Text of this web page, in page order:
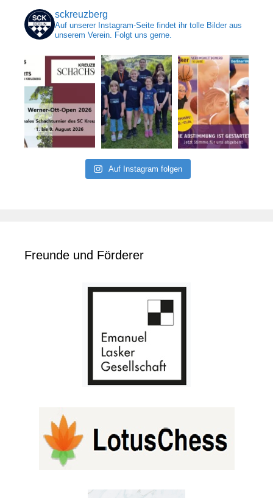
sckreuzberg
Auf unserer Instagram-Seite findet ihr tolle Bilder aus
unserem Verein. Folgt uns gerne.
Auf Instagram folgen
Freunde und Förderer